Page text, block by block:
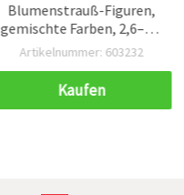
Blumenstrauß-Figuren,
gemischte Farben, 2,6–2,8
cm, 5 Stück
Artikelnummer: 603232
Kaufen